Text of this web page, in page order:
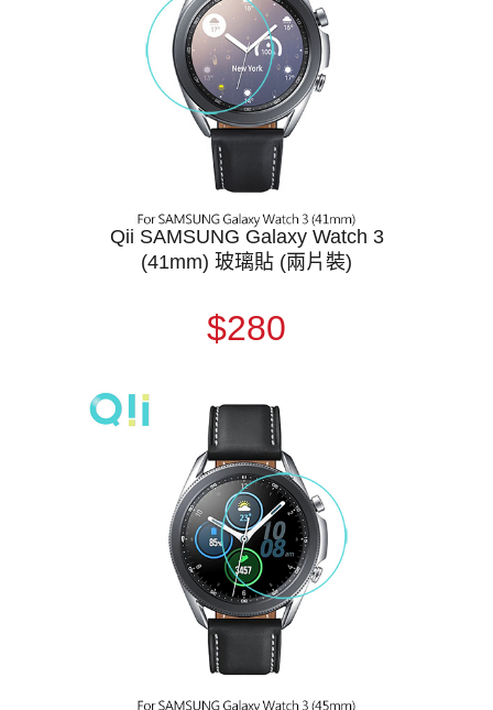
Qii SAMSUNG Galaxy Watch 3
(41mm) 玻璃貼 (兩片裝)
$280